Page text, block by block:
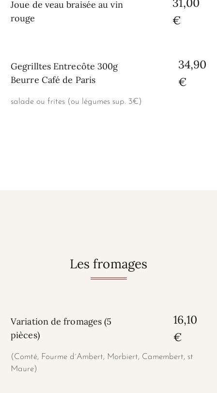
Joue de veau braisée au vin
rouge
31,00
€
Gegrilltes Entrecôte 300g
Beurre Café de Paris
34,90
€
salade ou frites (ou légumes sup. 3€)
Les fromages
Variation de fromages (5
pièces)
16,10
€
(Comté, Fourme d´Ambert, Morbiert, Camembert, st
Maure)